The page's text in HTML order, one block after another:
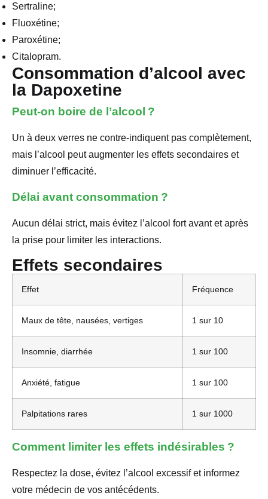
Sertraline;
Fluoxétine;
Paroxétine;
Citalopram.
Consommation d’alcool avec
la Dapoxetine
Peut-on boire de l’alcool ?
Un à deux verres ne contre-indiquent pas complètement,
mais l’alcool peut augmenter les effets secondaires et
diminuer l’efficacité.
Délai avant consommation ?
Aucun délai strict, mais évitez l’alcool fort avant et après
la prise pour limiter les interactions.
Effets secondaires
Effet Fréquence
Maux de tête, nausées, vertiges 1 sur 10
Insomnie, diarrhée 1 sur 100
Anxiété, fatigue 1 sur 100
Palpitations rares 1 sur 1000
Comment limiter les effets indésirables ?
Respectez la dose, évitez l’alcool excessif et informez
votre médecin de vos antécédents.